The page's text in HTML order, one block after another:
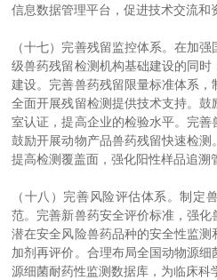
信息数据管理平台，促进技术交流和
（十七）完善残留监控体系。在加
级兽药残留检测机构基础建设的同
建设。完善兽药残留限量标准体系
全面开展残留检测提供技术支持。
室认证，提高企业的检验水平。完善
鼓励开展动物产品兽药残留快速检测
提高检测覆盖面，强化阳性样品追溯
（十八）完善风险评估体系。制定
范。完善新兽药安全评价标准，强
潜在安全风险兽药品种的安全性监
加剂再评价。合理布局全国动物源
源细菌耐药性监测数据库，为临床科